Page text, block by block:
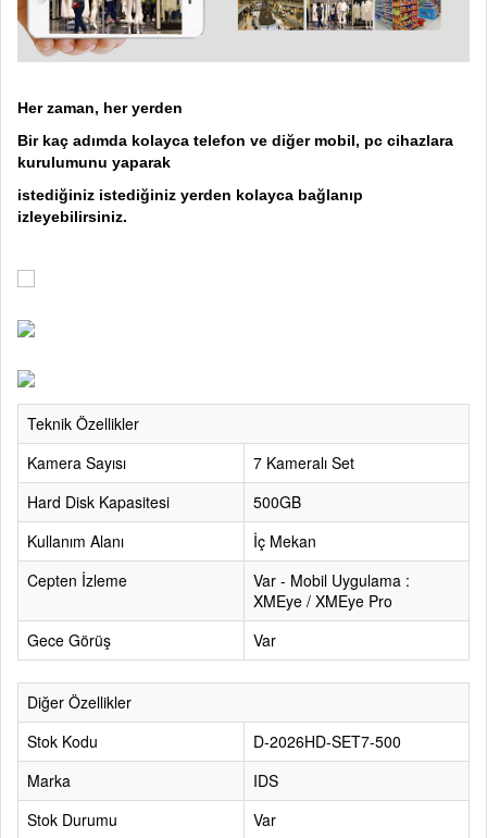
Her zaman, her yerden
Bir kaç adımda kolayca telefon ve diğer mobil, pc cihazlara
kurulumunu yaparak
istediğiniz istediğiniz yerden kolayca bağlanıp
izleyebilirsiniz.
Teknik Özellikler
Kamera Sayısı
7 Kameralı Set
Hard Disk Kapasitesi
500GB
Kullanım Alanı
İç Mekan
Cepten İzleme
Var - Mobil Uygulama :
XMEye / XMEye Pro
Gece Görüş
Var
Diğer Özellikler
Stok Kodu
D-2026HD-SET7-500
Marka
IDS
Stok Durumu
Var